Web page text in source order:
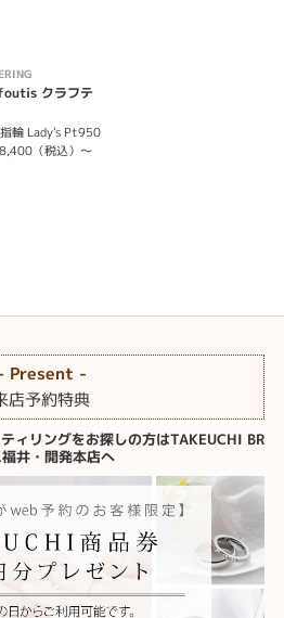
クラフテ
輪 Lady's Pt950
（税込）～
Present -
店予約特典
ィリングをお探しの方はTAKEUCHI BR
井・開発本店へ